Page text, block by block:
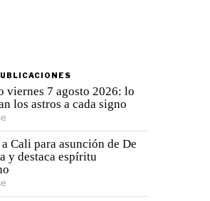
viernes 7 agosto 2026: lo
los astros a cada signo
Cali para asunción de De
y destaca espíritu